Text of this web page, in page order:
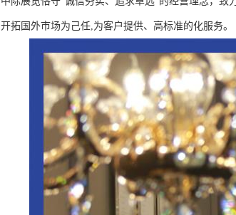
开拓国外市场为己任,为客户提供、高标准的化服务。